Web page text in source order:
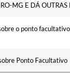
MG E DÁ OUTRAS
o ponto
Ponto Facultativo